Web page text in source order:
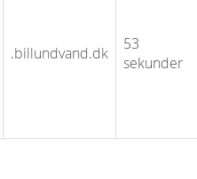
.billundvand.dk
53
sekunder